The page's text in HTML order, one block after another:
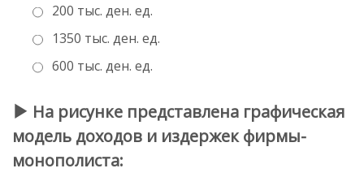
200 тыс. ден. ед.
1350 тыс. ден. ед.
600 тыс. ден. ед.
На рисунке представлена графическая
модель доходов и издержек фирмы-
монополиста: